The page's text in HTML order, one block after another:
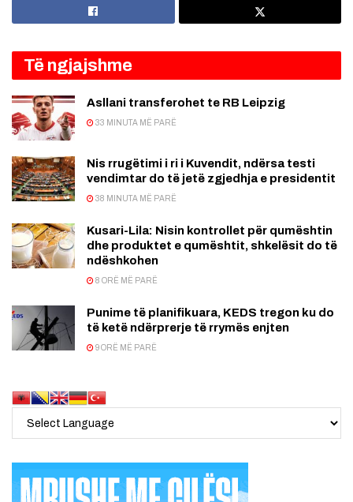
Të ngjajshme
Asllani transferohet te RB Leipzig
33 MINUTA MË PARË
Nis rrugëtimi i ri i Kuvendit, ndërsa testi
vendimtar do të jetë zgjedhja e presidentit
38 MINUTA MË PARË
Kusari-Lila: Nisin kontrollet për qumështin
dhe produktet e qumështit, shkelësit do të
ndëshkohen
8 ORË MË PARË
Punime të planifikuara, KEDS tregon ku do
të ketë ndërprerje të rrymës enjten
9 ORË MË PARË